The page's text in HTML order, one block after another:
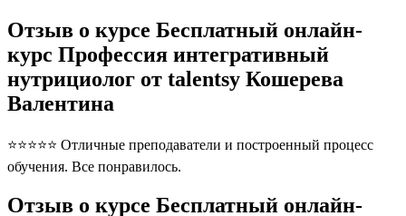
Отзыв о курсе Бесплатный онлайн-
курс Профессия интегративный
нутрициолог от talentsy Кошерева
Валентина
⭐⭐⭐⭐⭐ Отличные преподаватели и построенный процесс
обучения. Все понравилось.
Отзыв о курсе Бесплатный онлайн-